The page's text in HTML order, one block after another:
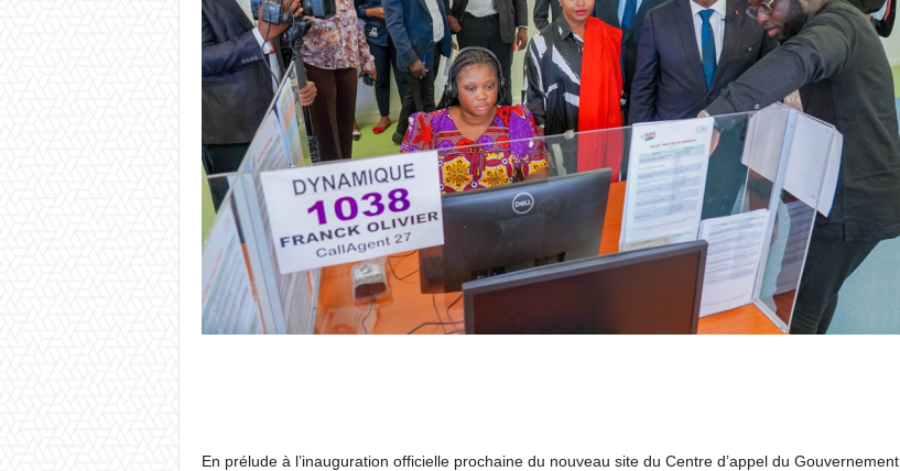
En prélude à l’inauguration officielle prochaine du nouveau site du Centre d’appel du Gouvernement,